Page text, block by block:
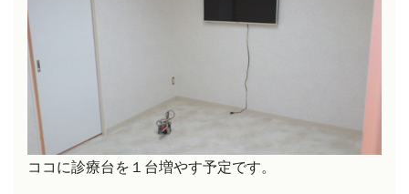
ココに診療台を１台増やす予定です。